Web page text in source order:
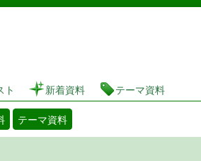
書館 蔵書検索・予約システム
ト 新着資料 テーマ資料
テーマ資料